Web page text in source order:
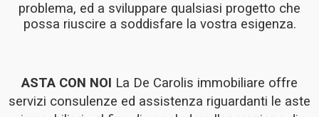
problema, ed a sviluppare qualsiasi progetto che
possa riuscire a soddisfare la vostra esigenza.
ASTA CON NOI La De Carolis immobiliare offre
servizi consulenze ed assistenza riguardanti le aste